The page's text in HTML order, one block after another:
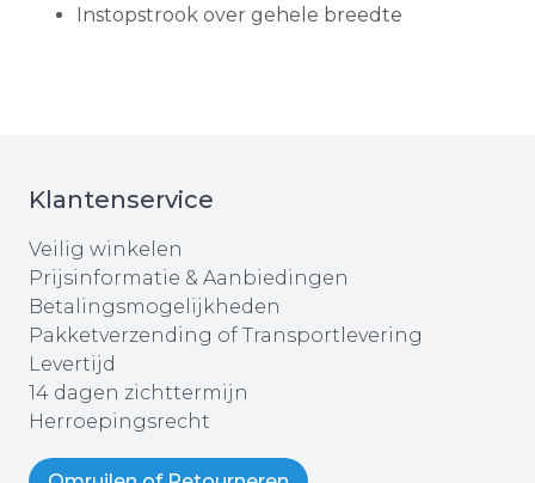
Instopstrook over gehele breedte
Klantenservice
Veilig winkelen
Prijsinformatie & Aanbiedingen
Betalingsmogelijkheden
Pakketverzending of Transportlevering
Levertijd
14 dagen zichttermijn
Herroepingsrecht